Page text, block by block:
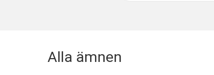
Alla ämnen